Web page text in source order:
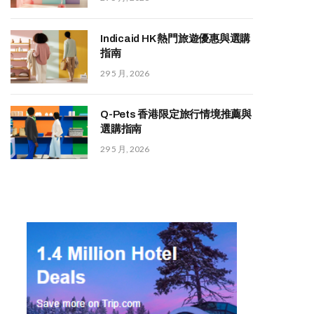
Indicaid HK 熱門旅遊優惠與選購
指南
29 5 月, 2026
Q-Pets 香港限定旅行情境推薦與
選購指南
29 5 月, 2026